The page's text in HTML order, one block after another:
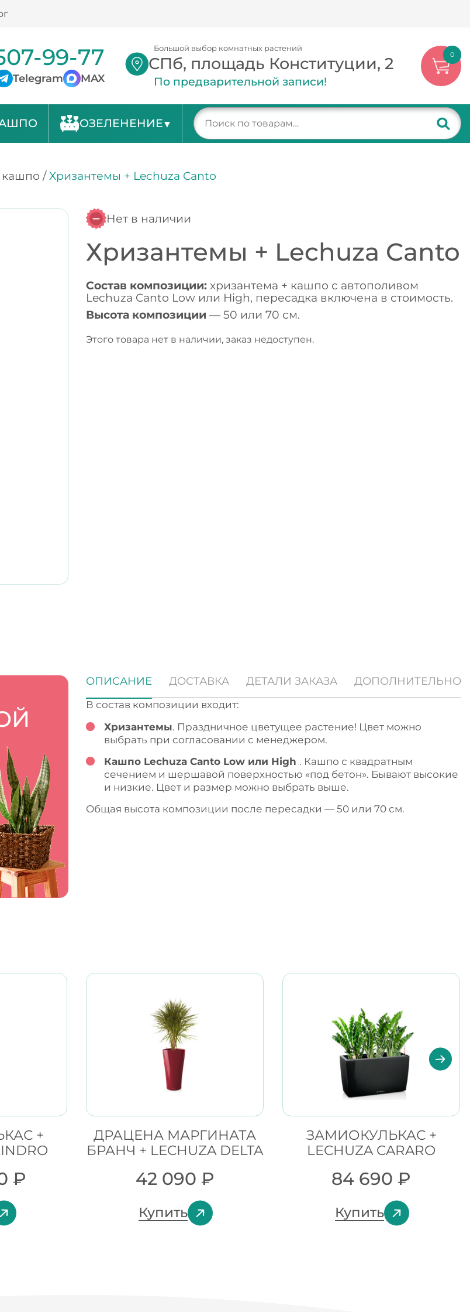
99-77
Telegram MAX
Большой выбор комнатных растений
СПб, площадь Конституции, 2
По предварительной записи!
0
ОЗЕЛЕНЕНИЕ
кашпо / Хризантемы + Lechuza Canto
Нет в наличии
Хризантемы + Lechuza Canto
Состав композиции: хризантема + кашпо с автополивом
Lechuza Canto Low или High, пересадка включена в стоимость.
Высота композиции — 50 или 70 см.
Этого товара нет в наличии, заказ недоступен.
ОПИСАНИЕ ДОСТАВКА ДЕТАЛИ ЗАКАЗА ДОПОЛНИТЕЛЬНО
В состав композиции входит:
Хризантемы. Праздничное цветущее растение! Цвет можно
выбрать при согласовании с менеджером.
Кашпо Lechuza Canto Low или High . Кашпо с квадратным
сечением и шершавой поверхностью «под бетон». Бывают высокие
и низкие. Цвет и размер можно выбрать выше.
Общая высота композиции после пересадки — 50 или 70 см.
+
₽
ДРАЦЕНА МАРГИНАТА
БРАНЧ + LECHUZA DELTA
42 090 ₽
Купить
ЗАМИОКУЛЬКАС +
LECHUZA CARARO
84 690 ₽
Купить